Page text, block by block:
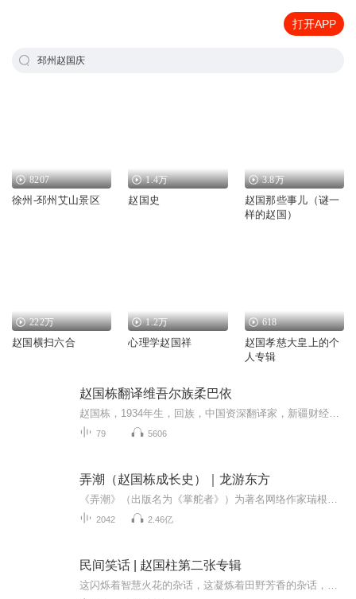
打开APP
邳州赵国庆
8207
徐州-邳州艾山景区
1.4万
赵国史
3.8万
赵国那些事儿（谜一
样的赵国）
222万
赵国横扫六合
1.2万
心理学赵国祥
618
赵国孝慈大皇上的个
人专辑
赵国栋翻译维吾尔族柔巴依
79 5606
弄潮（赵国栋成长史）｜龙游东方
2042 2.46亿
民间笑话 | 赵国柱第二张专辑